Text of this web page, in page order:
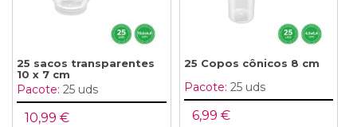
25 sacos transparentes
10 x 7 cm
Pacote: 25 uds
10,99 €
25 Copos cônicos 8 cm
Pacote: 25 uds
6,99 €